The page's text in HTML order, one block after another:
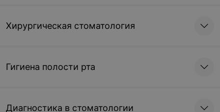
Хирургическая стоматология
Гигиена полости рта
Диагностика в стоматологии